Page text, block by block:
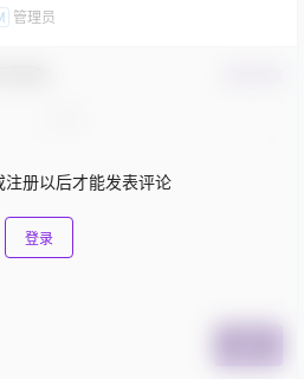
管理员
注册以后才能发表评论
登录